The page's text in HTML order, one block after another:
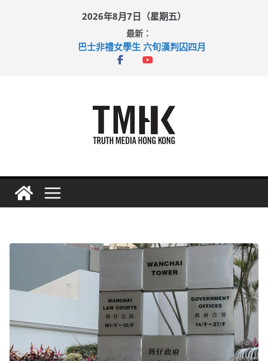
2026年8月7日（星期五）
最新：
巴士非禮女學生 六旬漢判囚四月
涉造假公屋富戶申報表 倉管員准保釋候訊